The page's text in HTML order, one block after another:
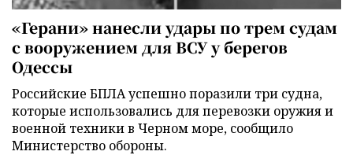
«Герани» нанесли удары по трем судам
с вооружением для ВСУ у берегов
Одессы
Российские БПЛА успешно поразили три судна,
которые использовались для перевозки оружия и
военной техники в Черном море, сообщило
Министерство обороны.